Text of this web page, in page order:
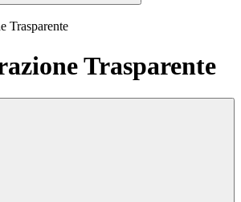
Trasparente
Trasparente